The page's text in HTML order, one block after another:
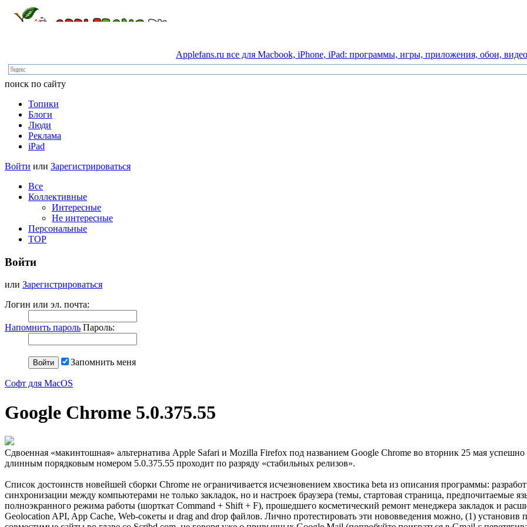
Applefans.ru все для Macbook, iPhone, iPad: программы, игры, приложения, обои, видео
поиск по сайту
Топики
Блоги
Люди
Реклама
iPad
Войти или Зарегистрироваться
Все
Коллективные
Интересные
Не интересные
Персональные
TOP
Войти
или Зарегистрироваться
Логин или эл. почта:
Напомнить пароль Пароль:
Запомнить меня
Софт для MacOS
Google Chrome 5.0.375.55
Сдвоенная «макинтошная» альтернатива Apple Safari и Mozilla Firefox под названием Google Chrome во вторник 25 мая
длинным порядковым номером 5.0.375.55 проходит по разряду «стабильных релизов».
Список достоинств новейшей сборки Chrome не ограничивается исчезновением хвостика beta из описания программы:
синхронизации между компьютерами не только закладок, но и настроек браузера (темы, стартовая страница, предпочитаемые
полноэкранного режима работы (шорткат Command + Shift + F), прошедшего косметический ремонт менеджера закладок и
Geolocation API, App Cache, Web-сокеты и drag and drop файлов. Лично протестировать эти нововведения можно, (1)